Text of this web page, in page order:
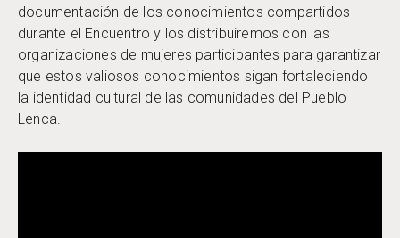
documentación de los conocimientos compartidos
durante el Encuentro y los distribuiremos con las
organizaciones de mujeres participantes para garantizar
que estos valiosos conocimientos sigan fortaleciendo
la identidad cultural de las comunidades del Pueblo
Lenca.